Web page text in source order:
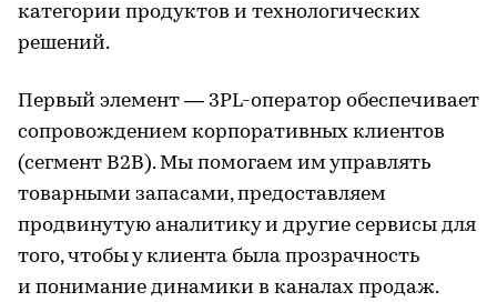
категории продуктов и технологических
решений.
Первый элемент — 3PL-оператор обеспечивает
сопровождением корпоративных клиентов
(сегмент B2B). Мы помогаем им управлять
товарными запасами, предоставляем
продвинутую аналитику и другие сервисы для
того, чтобы у клиента была прозрачность
и понимание динамики в каналах продаж.